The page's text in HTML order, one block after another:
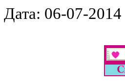
Дата: 06-07-2014